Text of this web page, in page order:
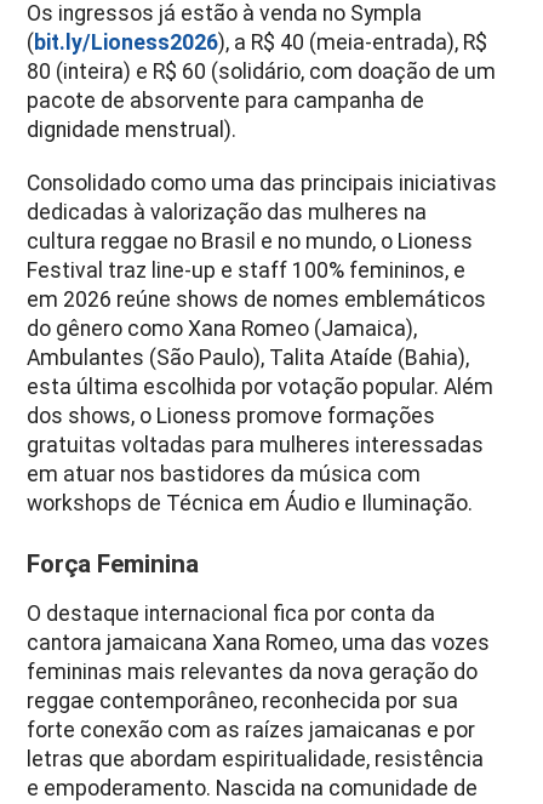
Os ingressos já estão à venda no Sympla
( bit.ly/Lioness2026), a R$ 40 (meia-entrada), R$
80 (inteira) e R$ 60 (solidário, com doação de um
pacote de absorvente para campanha de
dignidade menstrual).
Consolidado como uma das principais iniciativas
dedicadas à valorização das mulheres na
cultura reggae no Brasil e no mundo, o Lioness
Festival traz line-up e staff 100% femininos, e
em 2026 reúne shows de nomes emblemáticos
do gênero como Xana Romeo (Jamaica),
Ambulantes (São Paulo), Talita Ataíde (Bahia),
esta última escolhida por votação popular. Além
dos shows, o Lioness promove formações
gratuitas voltadas para mulheres interessadas
em atuar nos bastidores da música com
workshops de Técnica em Áudio e Iluminação.
Força Feminina
O destaque internacional fica por conta da
cantora jamaicana Xana Romeo, uma das vozes
femininas mais relevantes da nova geração do
reggae contemporâneo, reconhecida por sua
forte conexão com as raízes jamaicanas e por
letras que abordam espiritualidade, resistência
e empoderamento. Nascida na comunidade de